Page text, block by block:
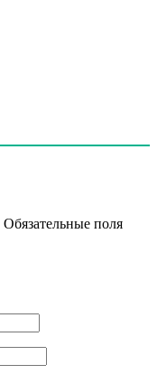
Обязательные поля